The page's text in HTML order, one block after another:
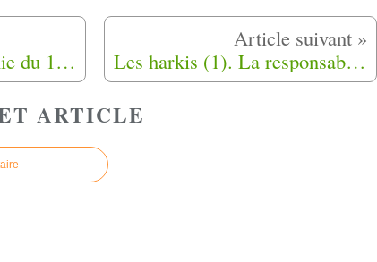
Report de la Cérémonie du 19 Octobre 2021 à Rivesaltes (66) Les harkis (1). La responsabilité de Salan, Challe et consorts
ARTICLE